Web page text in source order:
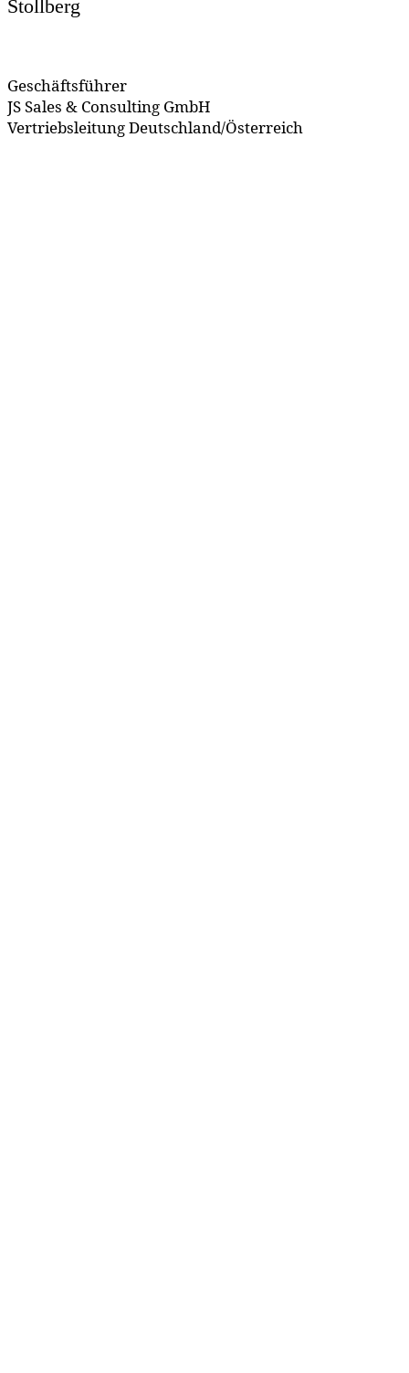
Stollberg
Geschäftsführer
JS Sales & Consulting GmbH
Vertriebsleitung Deutschland/Österreich